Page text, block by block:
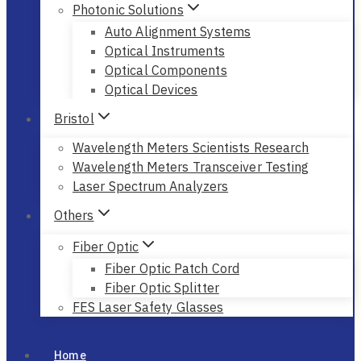
Photonic Solutions
Auto Alignment Systems
Optical Instruments
Optical Components
Optical Devices
Bristol
Wavelength Meters Scientists Research
Wavelength Meters Transceiver Testing
Laser Spectrum Analyzers
Others
Fiber Optic
Fiber Optic Patch Cord
Fiber Optic Splitter
FES Laser Safety Glasses
Home